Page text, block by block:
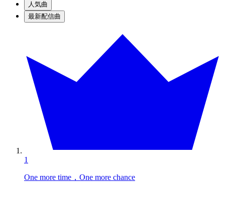
人気曲
最新配信曲
1
One more time，One more chance